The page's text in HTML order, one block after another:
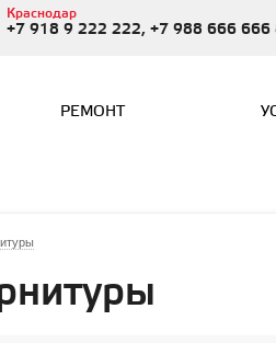
Краснодар
+7 918 9 222 222, +7 988 666 666
РЕМОНТ